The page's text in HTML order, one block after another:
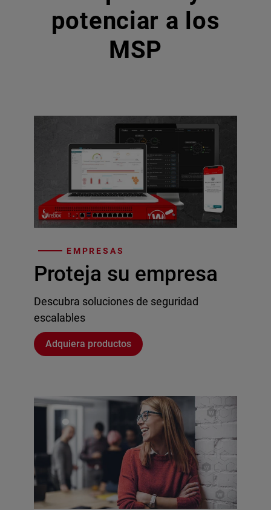
potenciar a los
MSP
EMPRESAS
Proteja su empresa
Descubra soluciones de seguridad
escalables
Adquiera productos